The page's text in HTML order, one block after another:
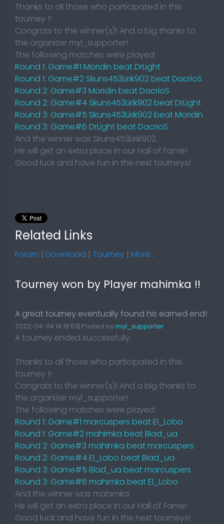
Thanks to all those who participated in this
tourney !!
Congrats to the winner(s)! And a big thanks to
the organizer myl_supporter!
The following matches were played:
Round 1: Game#1 Moridin beat DrLight
Round 1: Game#2 Skuns453Lirik902 beat DacrioS
Round 2: Game#3 Moridin beat DacrioS
Round 2: Game#4 Skuns453Lirik902 beat DrLight
Round 3: Game#5 Skuns453Lirik902 beat Moridin
Round 3: Game#6 DrLight beat DacrioS
And the winner was Skuns453Lirik902.
He will get an extra place in our Hall of Fame!
Good luck and have fun in the next tourneys!
Related Links
Forum | Download | Tourney | More...
Tourney won by Player mahimka !!
A great tourney eventually found his earned end!
2022-04-04 14:18:53| Posted bymyl_supporter
A tourney ended successfully:
Thanks to all those who participated in this
tourney !!
Congrats to the winner(s)! And a big thanks to
the organizer myl_supporter!
The following matches were played:
Round 1: Game#1 marcuspers beat El_Lobo
Round 1: Game#2 mahimka beat Blad_ua
Round 2: Game#3 mahimka beat marcuspers
Round 2: Game#4 El_Lobo beat Blad_ua
Round 3: Game#5 Blad_ua beat marcuspers
Round 3: Game#6 mahimka beat El_Lobo
And the winner was mahimka.
He will get an extra place in our Hall of Fame!
Good luck and have fun in the next tourneys!